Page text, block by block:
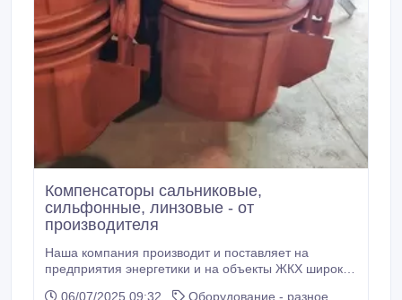
Компенсаторы сальниковые,
сильфонные, линзовые - от
производителя
Наша компания производит и поставляет на
предприятия энергетики и на объекты ЖКХ широкий
06/07/2025 09:32
Оборудование - разное